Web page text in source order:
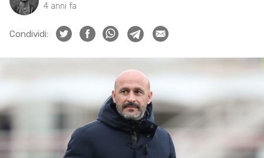
4 anni fa
Condividi: